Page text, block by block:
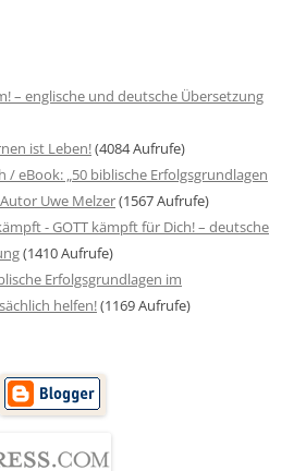
– englische und deutsche Übersetzung
ist Leben!(4084 Aufrufe)
/ eBook: „50 biblische Erfolgsgrundlagen
Uwe Melzer(1567 Aufrufe)
- GOTT kämpft für Dich! – deutsche
(1410 Aufrufe)
Erfolgsgrundlagen im
helfen!(1169 Aufrufe)